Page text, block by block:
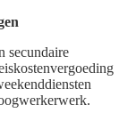
secundaire